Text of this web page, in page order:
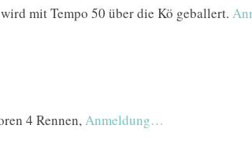
mit Tempo 50 über die Kö geballert.
4 Rennen,Anmeldung…